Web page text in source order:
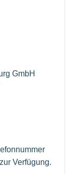
GmbH
Verfügung.